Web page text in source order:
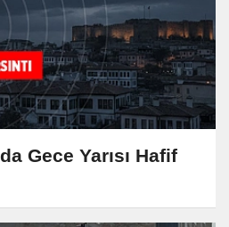
Gece Yarısı Hafif